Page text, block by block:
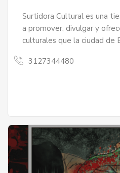
y palenqueras - servicios
Surtidora Cultural es una
a promover, divulgar y
culturales que la ciudad de
3127344480